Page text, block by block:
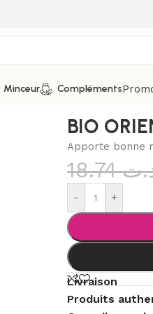
Minceur Compléments
ORIENT Huile de carotte, 90
BIO
Apporte bonne
18.74
- +
Livraison
Produits